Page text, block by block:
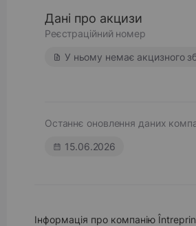
Дані про акцизи
Реєстраційний номер
У ньому немає акцизного
Останнє оновлення даних
15.06.2026
Інформація про компанію